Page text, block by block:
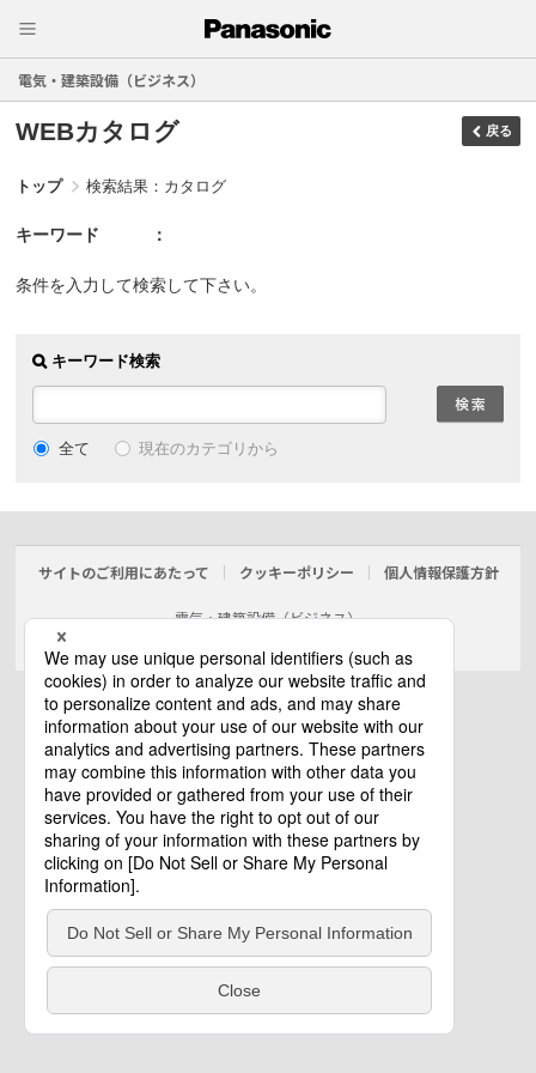
電気・建築設備（ビジネス）
WEBカタログ 戻る
トップ 検索結果：カタログ
キーワード
条件を入力して検索して下さい。
キーワード検索
全て 現在のカテゴリから
サイトのご利用にあたって クッキーポリシー 個人情報保護方針
電気・建築設備（ビジネス）